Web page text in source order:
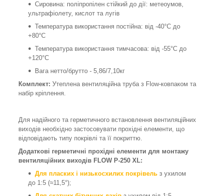
Сировина: поліпропілен стійкий до дії: метеоумов,
ультрафіолету, кислот та лугів
Температура використання постійна: від -40°С до
+80°С
Температура використання тимчасова: від -55°С до
+120°С
Вага нетто/брутто - 5,86/7,10кг
Комплект: Утеплена вентиляційна труба з Flow-ковпаком та
набір кріплення.
Для надійного та герметичного встановлення вентиляційних
виходів необхідно застосовувати прохідні елементи, що
відповідають типу покрівлі та її покриттю.
Додаткові герметичні прохідні елементи для монтажу
вентиляційних виходів FLOW P-250 XL:
Для пласких і низькосхилих покрівель з ухилом
до 1:5 (≈11,5°);